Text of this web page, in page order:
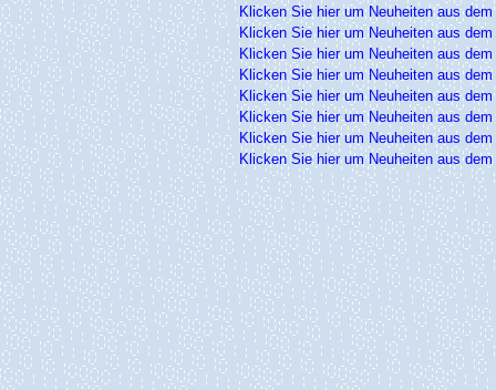
Klicken Sie hier um Neuheiten aus
Klicken Sie hier um Neuheiten aus
Klicken Sie hier um Neuheiten aus
Klicken Sie hier um Neuheiten aus
Klicken Sie hier um Neuheiten aus
Klicken Sie hier um Neuheiten aus
Klicken Sie hier um Neuheiten aus
Klicken Sie hier um Neuheiten aus